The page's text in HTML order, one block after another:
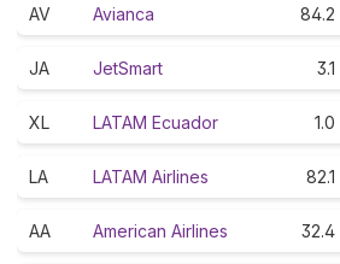
AV Avianca 84.2
JA JetSmart 3.1
XL LATAM Ecuador 1.0
LA LATAM Airlines 82.1
AA American Airlines 32.4